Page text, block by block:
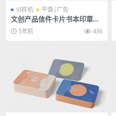
VI样机 平面|广告
文创产品信件卡片书本印章办
公用品psd样机
5年前 436